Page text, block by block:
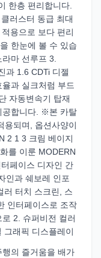
한층 편리합니다.
러스터 동급 최대
용으로 보다 편리
한눈에 볼 수 있습
마 선루프 3.
과 1.6 CDTi 디젤
과 실크처럼 부드
자동변속기 탑재
공합니다. ※본 카탈
용되며, 옵션사양이
2 1 3 크림 베이지
를 이룬 MODERN
페이스 디자인 간
인과 쉐보레 인포
러 터치 스크린, 스
인터페이스로 조작
2. 슈퍼비전 컬러
그래픽 디스플레이
의 즐거움을 배가